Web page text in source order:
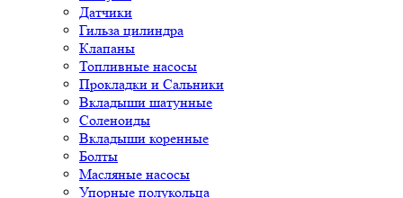
Датчики
Гильза цилиндра
Клапаны
Топливные насосы
Прокладки и Сальники
Вкладыши шатунные
Соленоиды
Вкладыши коренные
Болты
Масляные насосы
Упорные полукольца